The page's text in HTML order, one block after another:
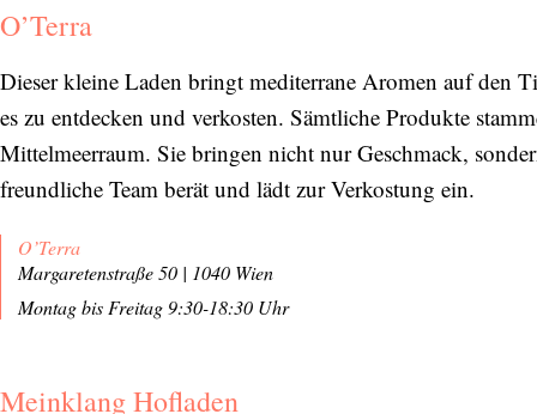
O’Terra
Dieser kleine Laden bringt mediterrane Aromen auf den
es zu entdecken und verkosten. Sämtliche Produkte
Mittelmeerraum. Sie bringen nicht nur Geschmack,
freundliche Team berät und lädt zur Verkostung ein.
O’Terra
Margaretenstraße 50 | 1040 Wien
Montag bis Freitag 9:30-18:30 Uhr
Meinklang Hofladen